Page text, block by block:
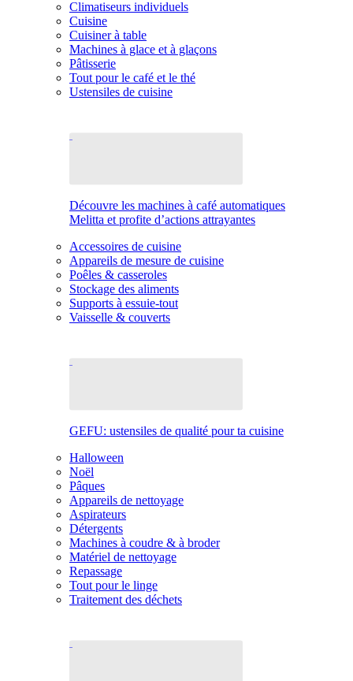
Climatiseurs individuels
Cuisine
Cuisiner à table
Machines à glace et à glaçons
Pâtisserie
Tout pour le café et le thé
Ustensiles de cuisine
Découvre les machines à café automatiques
Melitta et profite d’actions attrayantes
Accessoires de cuisine
Appareils de mesure de cuisine
Poêles & casseroles
Stockage des aliments
Supports à essuie-tout
Vaisselle & couverts
GEFU: ustensiles de qualité pour ta cuisine
Halloween
Noël
Pâques
Appareils de nettoyage
Aspirateurs
Détergents
Machines à coudre & à broder
Matériel de nettoyage
Repassage
Tout pour le linge
Traitement des déchets